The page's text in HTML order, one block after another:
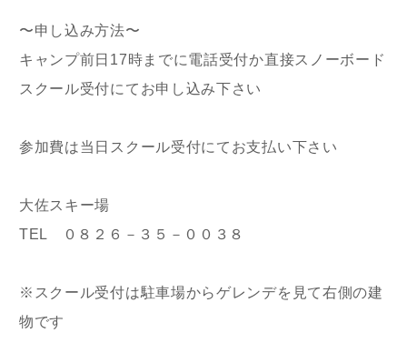
〜申し込み方法〜
キャンプ前日17時までに電話受付か直接スノーボード
スクール受付にてお申し込み下さい
参加費は当日スクール受付にてお支払い下さい
大佐スキー場
TEL ０８２６－３５－００３８
※スクール受付は駐車場からゲレンデを見て右側の建
物です